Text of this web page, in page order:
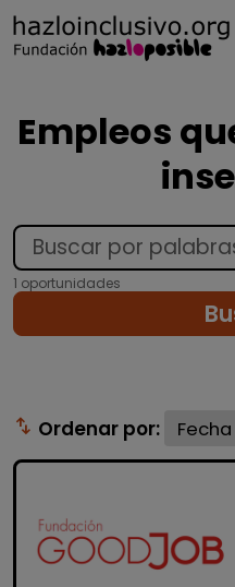
Empleos
1 oportunidades
swap_vert Ordenar por: